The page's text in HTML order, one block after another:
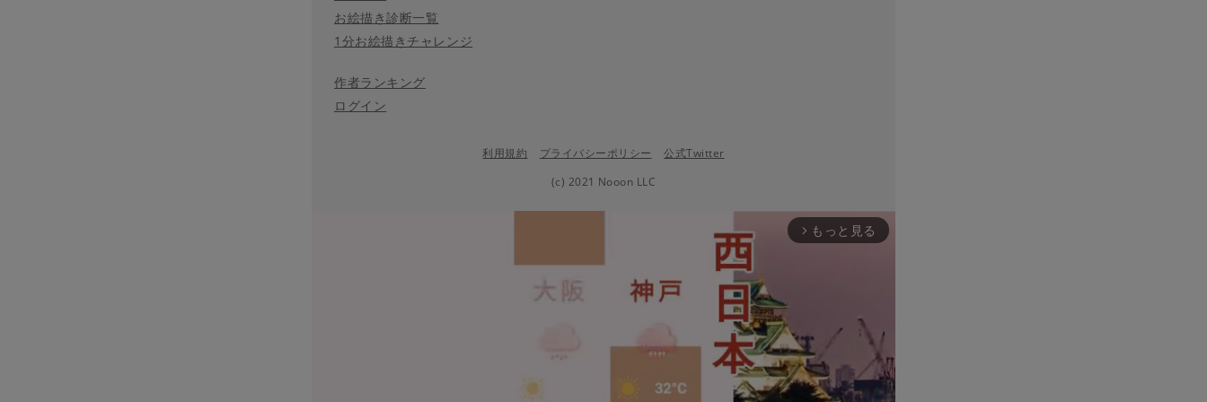
お絵描き診断一覧
1分お絵描きチャレンジ
作者ランキング
ログイン
利用規約 プライバシーポリシー
公式Twitter
(c) 2021 Nooon LLC
arrow_forward_ios もっと見る